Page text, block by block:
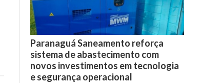
Paranaguá Saneamento reforça
sistema de abastecimento com
novos investimentos em tecnologia
e segurança operacional